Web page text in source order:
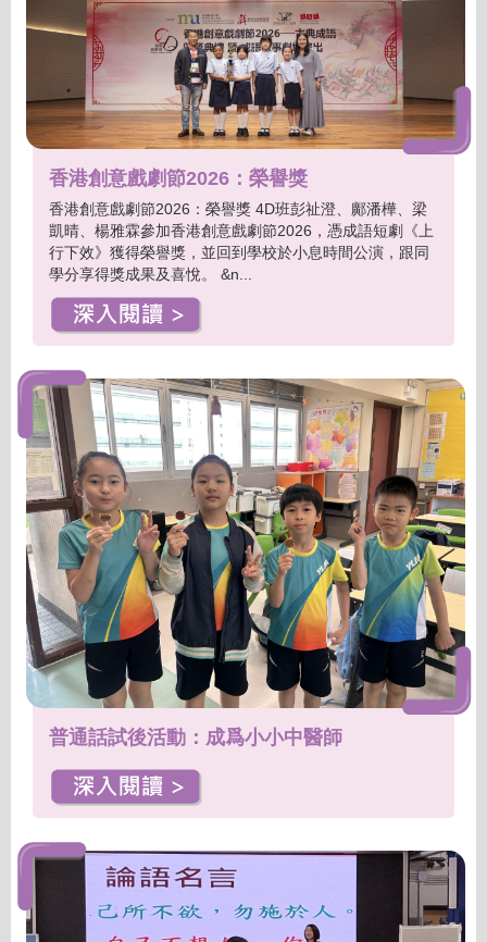
香港創意戲劇節2026：榮譽獎
香港創意戲劇節2026：榮譽獎 4D班彭祉澄、鄺潘樺、梁
凱晴、楊雅霖參加香港創意戲劇節2026，憑成語短劇《上
行下效》獲得榮譽獎，並回到學校於小息時間公演，跟同
學分享得獎成果及喜悅。 &n...
普通話試後活動：成爲小小中醫師